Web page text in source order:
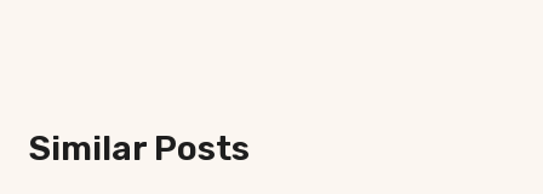
Similar Posts